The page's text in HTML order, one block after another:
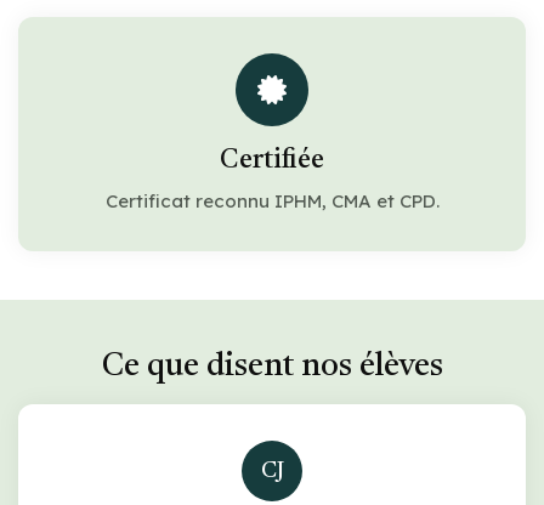
Certifiée
Certificat reconnu IPHM, CMA et CPD.
Ce que disent nos élèves
CJ